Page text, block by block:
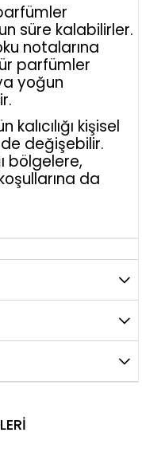
süre kalabilirler.
notalarına
parfümler
yoğun
kişisel
değişebilir.
bölgelere,
da